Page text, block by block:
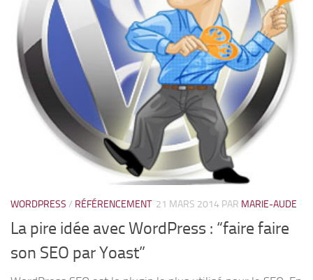
WORDPRESS / RÉFÉRENCEMENT 21 MARS 2014 PAR MARIE-AUDE
La pire idée avec WordPress : “faire faire
son SEO par Yoast”